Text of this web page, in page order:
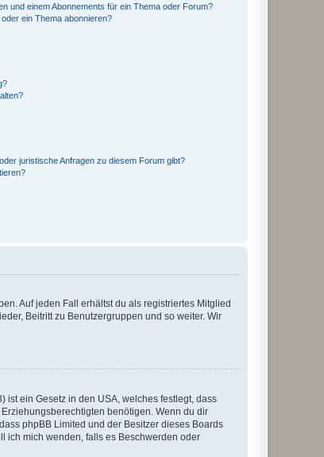
und einem Abonnements für ein Thema oder Forum?
ein Thema abonnieren?
juristische Anfragen zu diesem Forum gibt?
Auf jeden Fall erhältst du als registriertes Mitglied
Beitritt zu Benutzergruppen und so weiter. Wir
ist ein Gesetz in den USA, welches festlegt, dass
benötigen. Wenn du dir
phpBB Limited und der Besitzer dieses Boards
ich mich wenden, falls es Beschwerden oder